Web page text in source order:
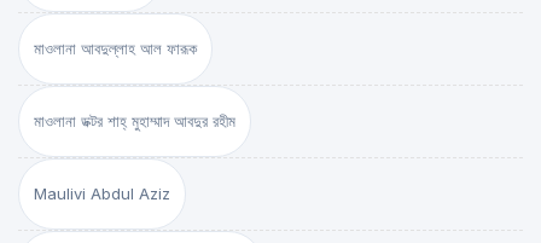
মাওলানা আবদুল্লাহ আল ফারূক
মাওলানা ডক্টর শাহ্‌ মুহাম্মাদ আবদুর রহীম
Maulivi Abdul Aziz